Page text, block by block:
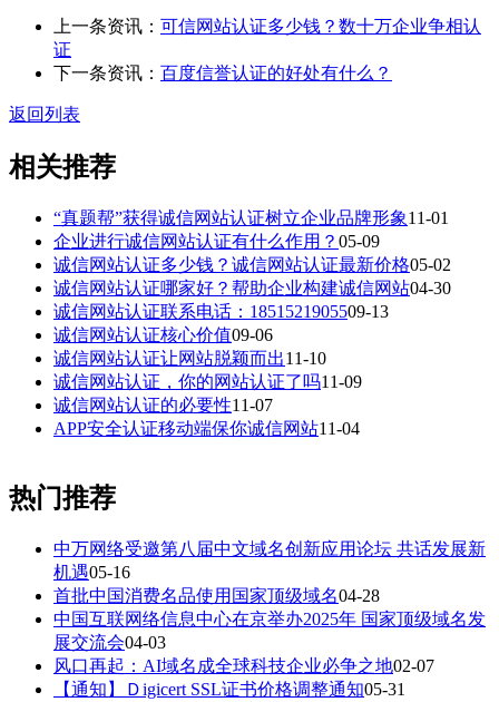
上一条资讯： 可信网站认证多少钱？数十万企业争相认
证
下一条资讯： 百度信誉认证的好处有什么？
返回列表
相关推荐
“真题帮”获得诚信网站认证树立企业品牌形象11-01
企业进行诚信网站认证有什么作用？ 05-09
诚信网站认证多少钱？诚信网站认证最新价格05-02
诚信网站认证哪家好？帮助企业构建诚信网站04-30
诚信网站认证联系电话：1851521905509-13
诚信网站认证核心价值09-06
诚信网站认证让网站脱颖而出11-10
诚信网站认证，你的网站认证了吗11-09
诚信网站认证的必要性11-07
APP安全认证移动端保你诚信网站11-04
热门推荐
中万网络受邀第八届中文域名创新应用论坛 共话发展新
机遇05-16
首批中国消费名品使用国家顶级域名04-28
中国互联网络信息中心在京举办2025年 国家顶级域名发
展交流会04-03
风口再起：AI域名成全球科技企业必争之地02-07
【通知】Ｄigicert SSL证书价格调整通知05-31